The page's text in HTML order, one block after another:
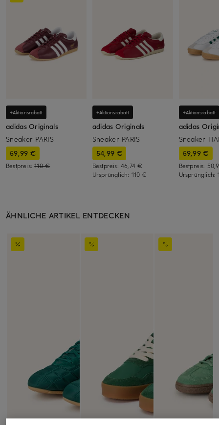
+Aktionsrabatt
adidas Originals
Sneaker PARIS
59,99 €
Bestpreis:110 €
+Aktionsrabatt
adidas Originals
Sneaker PARIS
54,99 €
Bestpreis: 46,74 €
Ursprünglich: 110 €
+Aktionsrabatt
adidas
Sneaker
59,99 €
Bestpreis:
Ursprünglich:
ÄHNLICHE ARTIKEL ENTDECKEN